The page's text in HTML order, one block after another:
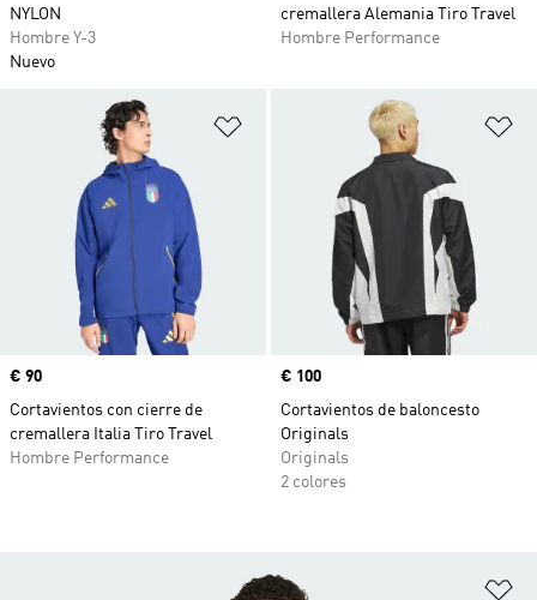
NYLON
Hombre Y-3
Nuevo
cremallera Alemania Tiro Travel
Hombre Performance
Añadir a la lista de deseos
Precio
€ 90
Cortavientos con cierre de
cremallera Italia Tiro Travel
Hombre Performance
Precio
€ 100
Cortavientos de baloncesto
Originals
Originals
2 colores